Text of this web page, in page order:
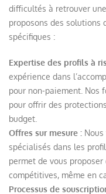
difficultés à retrouver
proposons des solutions
spécifiques :
Expertise des profils à
expérience dans
pour non-paiement. Nos
pour offrir des
budget.
Offres sur mesure :
spécialisés dans les
permet de vous
compétitives, même en
Processus de